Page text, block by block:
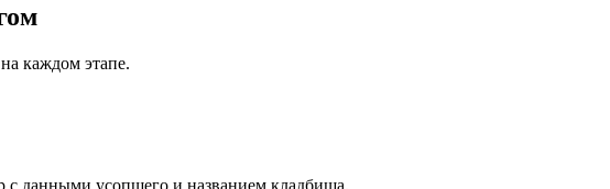
каждом этапе.